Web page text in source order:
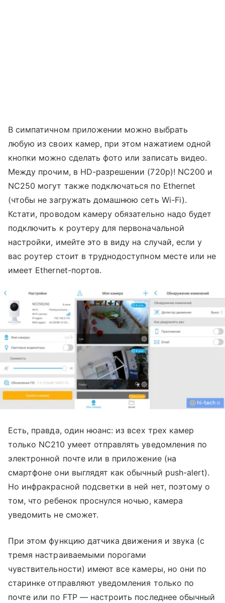
В симпатичном приложении можно выбрать
любую из своих камер, при этом нажатием одной
кнопки можно сделать фото или записать видео.
Между прочим, в HD-разрешении (720p)! NC200 и
NC250 могут также подключаться по Ethernet
(чтобы не загружать домашнюю сеть Wi-Fi).
Кстати, проводом камеру обязательно надо будет
подключить к роутеру для первоначальной
настройки, имейте это в виду на случай, если у
вас роутер стоит в труднодоступном месте или не
имеет Ethernet-портов.
Есть, правда, один нюанс: из всех трех камер
только NC210 умеет отправлять уведомления по
электронной почте или в приложение (на
смартфоне они выглядят как обычный push-alert).
Но инфракрасной подсветки в ней нет, поэтому о
том, что ребенок проснулся ночью, камера
уведомить не сможет.
При этом функцию датчика движения и звука (с
тремя настраиваемыми порогами
чувствительности) имеют все камеры, но они по
старинке отправляют уведомления только по
почте или по FTP — настроить последнее обычный